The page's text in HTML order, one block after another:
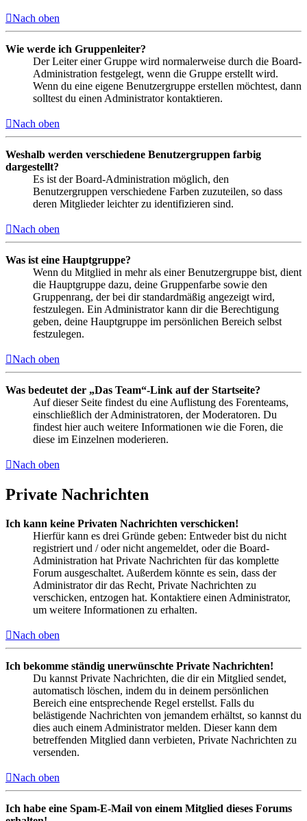
Nach oben
Wie werde ich Gruppenleiter?
Der Leiter einer Gruppe wird normalerweise durch die Board-
Administration festgelegt, wenn die Gruppe erstellt wird.
Wenn du eine eigene Benutzergruppe erstellen möchtest, dann
solltest du einen Administrator kontaktieren.
Nach oben
Weshalb werden verschiedene Benutzergruppen farbig
dargestellt?
Es ist der Board-Administration möglich, den
Benutzergruppen verschiedene Farben zuzuteilen, so dass
deren Mitglieder leichter zu identifizieren sind.
Nach oben
Was ist eine Hauptgruppe?
Wenn du Mitglied in mehr als einer Benutzergruppe bist, dient
die Hauptgruppe dazu, deine Gruppenfarbe sowie den
Gruppenrang, der bei dir standardmäßig angezeigt wird,
festzulegen. Ein Administrator kann dir die Berechtigung
geben, deine Hauptgruppe im persönlichen Bereich selbst
festzulegen.
Nach oben
Was bedeutet der „Das Team“-Link auf der Startseite?
Auf dieser Seite findest du eine Auflistung des Forenteams,
einschließlich der Administratoren, der Moderatoren. Du
findest hier auch weitere Informationen wie die Foren, die
diese im Einzelnen moderieren.
Nach oben
Private Nachrichten
Ich kann keine Privaten Nachrichten verschicken!
Hierfür kann es drei Gründe geben: Entweder bist du nicht
registriert und / oder nicht angemeldet, oder die Board-
Administration hat Private Nachrichten für das komplette
Forum ausgeschaltet. Außerdem könnte es sein, dass der
Administrator dir das Recht, Private Nachrichten zu
verschicken, entzogen hat. Kontaktiere einen Administrator,
um weitere Informationen zu erhalten.
Nach oben
Ich bekomme ständig unerwünschte Private Nachrichten!
Du kannst Private Nachrichten, die dir ein Mitglied sendet,
automatisch löschen, indem du in deinem persönlichen
Bereich eine entsprechende Regel erstellst. Falls du
belästigende Nachrichten von jemandem erhältst, so kannst du
dies auch einem Administrator melden. Dieser kann dem
betreffenden Mitglied dann verbieten, Private Nachrichten zu
versenden.
Nach oben
Ich habe eine Spam-E-Mail von einem Mitglied dieses Forums